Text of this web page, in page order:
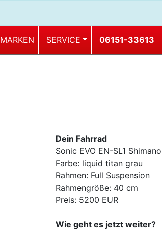
MARKEN SERVICE 06151-33613
Dein Fahrrad
Sonic EVO EN-SL1
Farbe: liquid titan grau
Rahmen: Full Suspension
Rahmengröße: 40 cm
Preis: 5200 EUR
Wie geht es jetzt weiter?